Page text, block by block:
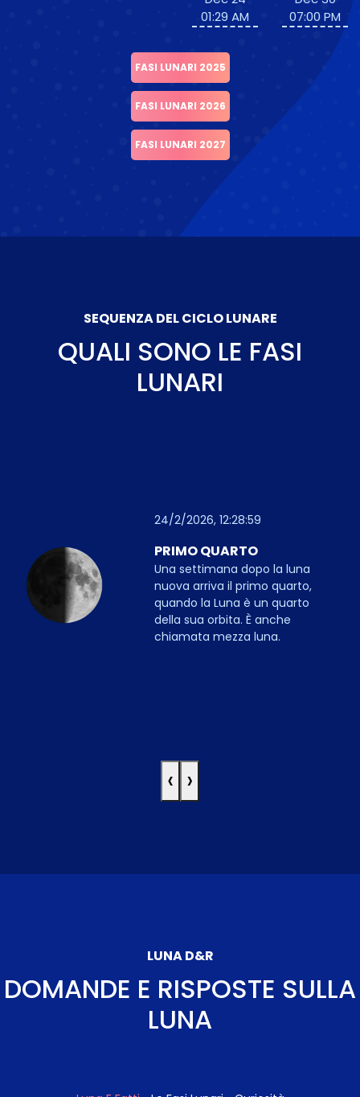
01:29 AM
07:00 PM
FASI LUNARI 2025
FASI LUNARI 2026
FASI LUNARI 2027
SEQUENZA DEL CICLO LUNARE
QUALI SONO LE FASI
LUNARI
24/2/2026, 12:28:59
PRIMO QUARTO
Una settimana dopo la luna
nuova arriva il primo quarto,
quando la Luna è un quarto
della sua orbita. È anche
chiamata mezza luna.
‹ ›
LUNA D&R
DOMANDE E RISPOSTE SULLA
LUNA